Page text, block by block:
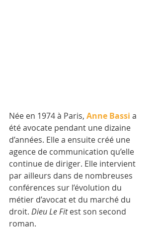
Née en 1974 à Paris, Anne Bassi a
été avocate pendant une dizaine
d’années. Elle a ensuite créé une
agence de communication qu’elle
continue de diriger. Elle intervient
par ailleurs dans de nombreuses
conférences sur l’évolution du
métier d’avocat et du marché du
droit. Dieu Le Fit est son second
roman.